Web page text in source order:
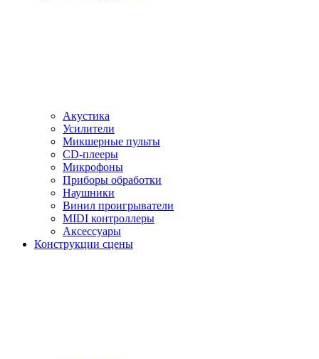
Акустика
Усилители
Микшерные пульты
CD-плееры
Микрофоны
Приборы обработки
Наушники
Винил проигрыватели
MIDI контроллеры
Аксессуары
Конструкции сцены